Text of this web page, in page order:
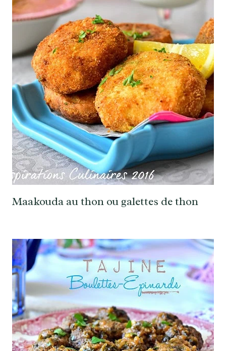
Maakouda au thon ou galettes de thon